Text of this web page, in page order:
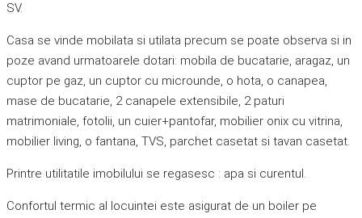
SV.
Casa se vinde mobilata si utilata precum se poate observa si in
poze avand urmatoarele dotari: mobila de bucatarie, aragaz, un
cuptor pe gaz, un cuptor cu microunde, o hota, o canapea,
mase de bucatarie, 2 canapele extensibile, 2 paturi
matrimoniale, fotolii, un cuier+pantofar, mobilier onix cu vitrina,
mobilier living, o fantana, TVS, parchet casetat si tavan casetat.
Printre utilitatile imobilului se regasesc : apa si curentul.
Confortul termic al locuintei este asigurat de un boiler pe